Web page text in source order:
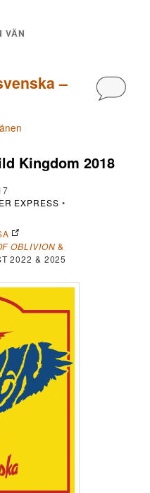
VÄN
–
Kingdom 2018
EXPRESS •
OBLIVION &
2022 & 2025